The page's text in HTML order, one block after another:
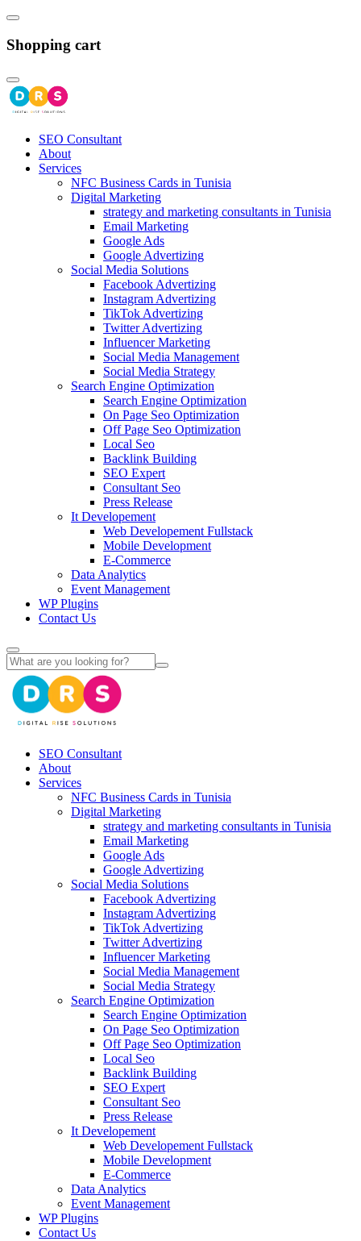
Shopping cart
SEO Consultant
About
Services
NFC Business Cards in Tunisia
Digital Marketing
strategy and marketing consultants in Tunisia
Email Marketing
Google Ads
Google Advertizing
Social Media Solutions
Facebook Advertizing
Instagram Advertizing
TikTok Advertizing
Twitter Advertizing
Influencer Marketing
Social Media Management
Social Media Strategy
Search Engine Optimization
Search Engine Optimization
On Page Seo Optimization
Off Page Seo Optimization
Local Seo
Backlink Building
SEO Expert
Consultant Seo
Press Release
It Developement
Web Developement Fullstack
Mobile Development
E-Commerce
Data Analytics
Event Management
WP Plugins
Contact Us
SEO Consultant
About
Services
NFC Business Cards in Tunisia
Digital Marketing
strategy and marketing consultants in Tunisia
Email Marketing
Google Ads
Google Advertizing
Social Media Solutions
Facebook Advertizing
Instagram Advertizing
TikTok Advertizing
Twitter Advertizing
Influencer Marketing
Social Media Management
Social Media Strategy
Search Engine Optimization
Search Engine Optimization
On Page Seo Optimization
Off Page Seo Optimization
Local Seo
Backlink Building
SEO Expert
Consultant Seo
Press Release
It Developement
Web Developement Fullstack
Mobile Development
E-Commerce
Data Analytics
Event Management
WP Plugins
Contact Us